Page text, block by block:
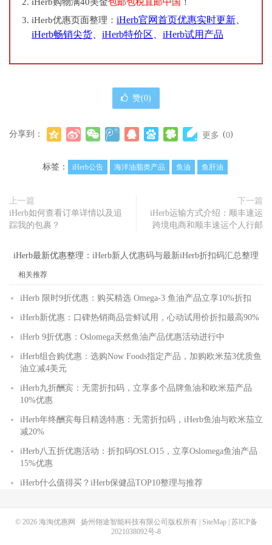
iHerb购物满40美金包邮包税直邮中国 ！
iHerb优惠页面整理： iHerb官网首页优惠实时更新、
iHerb畅销尖货、 iHerb特价区 、 iHerb试用产品
赞(0)
分享到： 更多 (0)
标签： iHerb公告 海洋油脂类产品 鱼油 鱼肝油
上一篇
iHerb如何查看订单详情以及追
踪我的包裹？
下一篇
iHerb运输方式介绍：顺丰速运
跨境电商和顺丰速运个人行邮
iHerb最新优惠整理： iHerb新人优惠码与最新iHerb折扣码汇总整理
相关推荐
iHerb 限时9折优惠：购买精选 Omega-3 鱼油产品立享10%折扣
iHerb新优惠：口碑热销商品尝鲜试用，心动试用价折扣最高90%
iHerb 9折优惠：Oslomega天然鱼油产品优惠活动进行中
iHerb组合购优惠：选购Now Foods指定产品，加购欧米茄3优质鱼
油立减4美元
iHerb九折酬宾：无需折扣码，立享多个品牌鱼油和欧米茄产品
10%优惠
iHerb年终酬宾每日精选特惠：无需折扣码，iHerb鱼油与欧米茄立
减20%
iHerb八五折优惠活动：折扣码OSLO15，立享Oslomega鱼油产品
15%优惠
iHerb什么值得买？iHerb保健品TOP10整理与推荐
© 2026 海淘优惠网 扬州翎途智能科技有限公司版权所有 | SiteMap| 苏ICP备
2021038092号-8